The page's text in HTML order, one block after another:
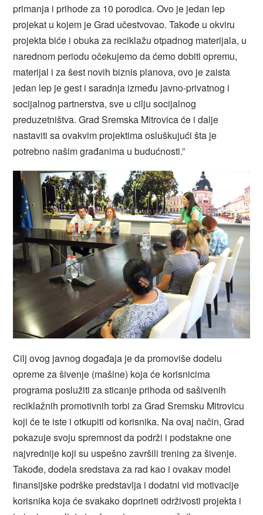
primanja i prihode za 10 porodica. Ovo je jedan lep
projekat u kojem je Grad učestvovao. Takođe u okviru
projekta biće i obuka za reciklažu otpadnog materijala, u
narednom periodu očekujemo da ćemo dobiti opremu,
materijal i za šest novih biznis planova, ovo je zaista
jedan lep je gest i saradnja između javno-privatnog i
socijalnog partnerstva, sve u cilju socijalnog
preduzetništva. Grad Sremska Mitrovica će i dalje
nastaviti sa ovakvim projektima osluškujući šta je
potrebno našim građanima u budućnosti.”
Cilj ovog javnog događaja je da promoviše dodelu
opreme za šivenje (mašine) koja će korisnicima
programa poslužiti za sticanje prihoda od sašivenih
reciklažnih promotivnih torbi za Grad Sremsku Mitrovicu
koji će te iste i otkupiti od korisnika. Na ovaj način, Grad
pokazuje svoju spremnost da podrži i podstakne one
najvrednije koji su uspešno završili trening za šivenje.
Takođe, dodela sredstava za rad kao i ovakav model
finansijske podrške predstavlja i dodatni vid motivacije
korisnika koja će svakako doprineti održivosti projekta i